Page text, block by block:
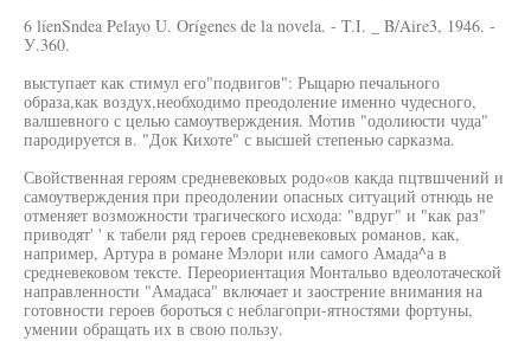
6 líenSndea Pelayo U. Orígenes de la novela. - T.I. _ B/Aire3, 1946. -
У.360.
выступает как стимул его"подвигов": Рыцарю печального
образа,как воздух,необходимо преодоление именно чудесного,
валшевного с целью самоутверждения. Мотив "одолиюсти чуда"
пародируется в. "Док Кихоте" с высшей степенью сарказма.
Свойственная героям средневековых родо«ов какда пцтвшчений и
самоутверждения при преодолении опасных ситуаций отнюдь не
отменяет возможности трагического исхода: "вдруг" и "как раз"
приводят' ' к табели ряд героев средневековых романов, как,
например, Артура в романе Мэлори или самого Амада^а в
средневековом тексте. Переориентация Монтальво вдеолотаческой
направленности "Амадаса" включает и заострение внимания на
готовности героев бороться с неблагопри-ятностями фортуны,
умении обращать их в свою пользу.